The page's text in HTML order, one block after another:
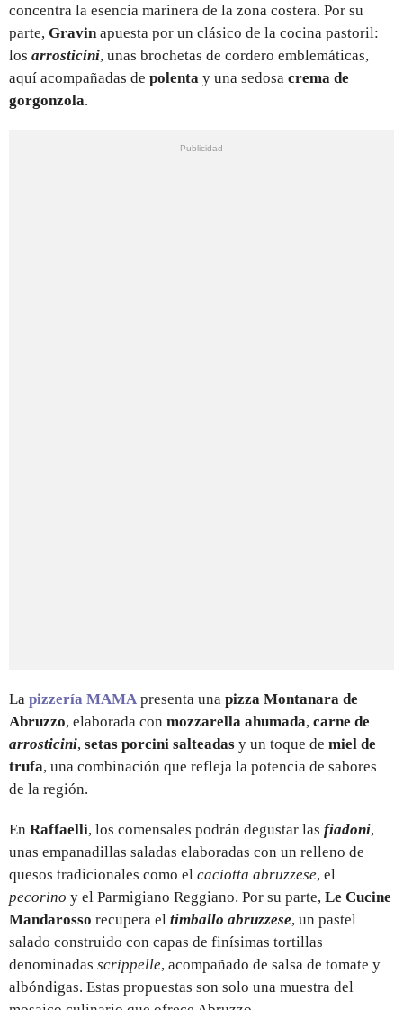
concentra la esencia marinera de la zona costera. Por su
parte, Gravinapuesta por un clásico de la cocina pastoril:
los arrosticini, unas brochetas de cordero emblemáticas,
aquí acompañadas de polenta y una sedosa crema de
gorgonzola.
La pizzería MAMA presenta una pizza Montanara de
Abruzzo, elaborada con mozzarella ahumada, carne de
arrosticini, setas porcini salteadas y un toque de miel de
trufa, una combinación que refleja la potencia de sabores
de la región.
En Raffaelli, los comensales podrán degustar las fiadoni,
unas empanadillas saladas elaboradas con un relleno de
quesos tradicionales como el caciotta abruzzese, el
pecorino y el Parmigiano Reggiano. Por su parte, Le Cucine
Mandarosso recupera el timballo abruzzese, un pastel
salado construido con capas de finísimas tortillas
denominadas scrippelle, acompañado de salsa de tomate y
albóndigas. Estas propuestas son solo una muestra del